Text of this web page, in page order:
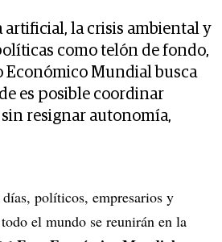
artificial, la crisis ambiental y
como telón de fondo,
Económico Mundial busca
es posible coordinar
resignar autonomía,
políticos, empresarios y
el mundo se reunirán en la